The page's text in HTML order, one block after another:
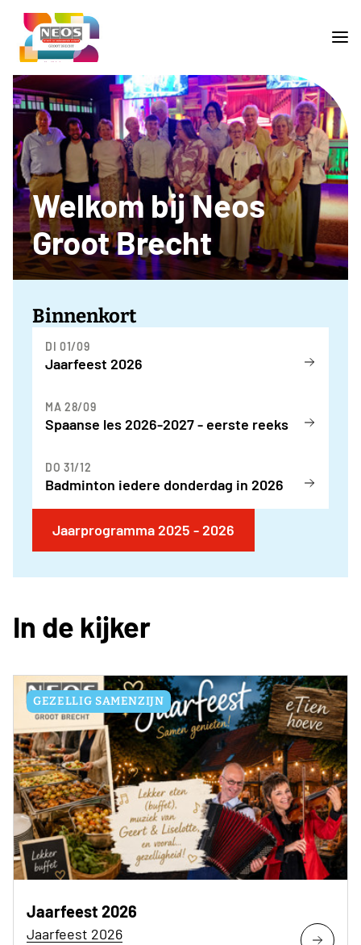
Welkom bij Neos
Groot Brecht
Binnenkort
DI 01/09
Jaarfeest 2026
MA 28/09
Spaanse les 2026-2027 - eerste reeks
DO 31/12
Badminton iedere donderdag in 2026
Jaarprogramma 2025 - 2026
In de kijker
GEZELLIG SAMENZIJN
Jaarfeest 2026
Jaarfeest 2026